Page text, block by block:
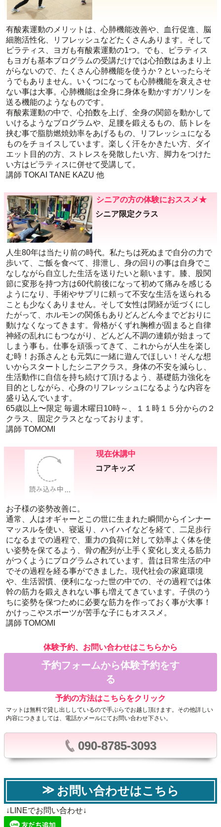
有酸素運動のメリットは、心肺機能改善や、血行促進、脳
細胞活性化、リフレッシュなどたくさんあります。そして
ピラティス、ヨガも有酸素運動の1つ。でも、ピラティス
もヨガも基本プログラムの受講だけでは心拍数はあまり上
がらないので、たくさん心肺機能を使うか？といったらそ
うでもありません。いくつになっても心肺機能を衰えさせ
ない事は大事。心肺機能は全身に身体を動かすガソリンを
送る機能のようなものです。
有酸素運動の中で、心拍数を上げ、全身の関節を動かして
いけるようなプログラムや、足腰を鍛えるもの、筋トレを
挟む事で脂肪燃焼効率をあげるもの、リフレッシュになる
ものをチョイスしています。楽しく汗をかきたい方、ダイ
エット目的の方、ストレスを発散したい方、脚力をつけた
い方はピラティスに併せて受講して。
講師 TOKAI TANE KAZU 他
シニアの方の体験におススメ★
シニア限定クラス
人生80年は当たり前の時代。私たちは死ぬまで自分の力で
歩いて、ご飯を食べて、排泄し、身の回りの事は自身でこ
なしながら自立した生活を送りたいと願います。膝、股関
節に変形を持つ方は60代前後になって初めて痛みを感じる
ようになり、手術やサプリに頼って不安な生活を送られる
ことも少なくありません。そして女性は閉経が近づくにし
たがって、ホルモンの関係もありどんどん今までどおりに
動けなくなってきます。骨格がくずれ胸椎が固まると自律
神経の乱れにもつながり、どんどん不調の連鎖が始まって
しまう事も。仕事を頑張ってきて、これからが人生を楽し
む時！お孫さんとも元気に一緒に遊んでほしい！そんな想
いからスタートしたシニアクラス。身体の不安を減らし、
生活動作に自信を持ち続けて頂けるよう、基礎筋力強化を
目的としながら、心身のリフレッシュになるような内容を
盛り込んでいます。
65歳以上〜限定 毎週木曜日10時～、１１時１５分からの２
クラス、固定クラスとなっております。
講師 TOMOMI
現在休講中
コアキッズ
お子様の姿勢改善に。
通常、人はオギャーとこの世に生まれた瞬間からインナー
マッスルを使い、寝返り、ハイハイなどを経て、二足歩行
になるまでの過程で、重力の負荷に対して効率よく体を使
い姿勢を保てるよう、骨の配列が上手く変化し支える筋力
がつくようにプログラムされています。昔は日常生活の中
でその過程を経る事ができました。現代社会の家庭環境
や、生活習慣、便利になった世の中での、その過程では体
幹の筋力を鍛えきれない事も増えてきています。子供のう
ちに姿勢を保つために必要な筋力を作っておく事が大事！
かけっこやスポーツが苦手な子にもオススメ。
講師 TOMOMI
体験予約、お問い合わせはこちらから
予約フォームから体験予約をす
る
予約の方法はこちらをクリック
マットは無料で貸し出ししているので手ぶらでお越し頂けます。その他詳しい
内容につきましては、電話かメールにてお問い合わせ下さい。
090-8785-3093
お問い合わせはこちら
↓LINEでお問い合わせ↓